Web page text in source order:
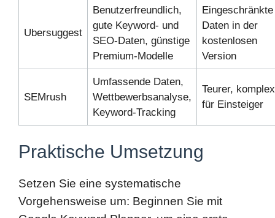
Premium-Modelle
Version
Umfassende Daten,
Wettbewerbsanalyse,
Teurer,
für Einsteiger
Praktische Umsetzung
Vorgehensweise um: Beginnen Sie mit
Keyword-Liste zu erstellen. Verfeinern Sie
diese mit Ubersuggest, um das